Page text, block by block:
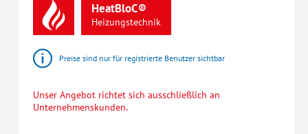
HeatBloC®
Heizungstechnik
Preise sind nur für registrierte Benutzer sichtbar
Unser Angebot richtet sich ausschließlich an
Unternehmenskunden.